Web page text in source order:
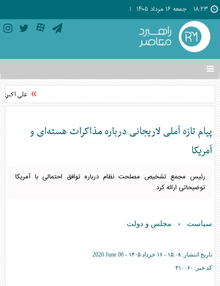
۱۸:۲۳ جمعه ۱۶ مرداد ۱۴۰۵
تغییر
وضعیت
منوی
ها
علی
پیام تازه آملی لاریجانی درباره مذاکرات هسته‌ای و
آمریکا
رئیس مجمع تشخیص مصلحت نظام درباره توافق احتمالی با آمریکا
توضیحاتی ارائه کرد.
سیاست » مجلس و دولت
تاریخ انتشار: ۱۵:۰۸ - ۱۶ خرداد ۱۴۰۵ -
2026 June 06
کد خبر: ۳۱۰۰۶۰